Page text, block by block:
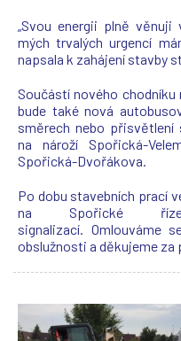
„Svou energii plně věnuji
mých trvalých urgencí
napsala k zahájení stavby
Součástí nového
bude také nová
směrech nebo přisvětlení
na nároží Spořická-
Spořická-Dvořákova.
Po dobu stavebních prací
na Spořické
signalizací. Omlouváme
obslužnosti a děkujeme za